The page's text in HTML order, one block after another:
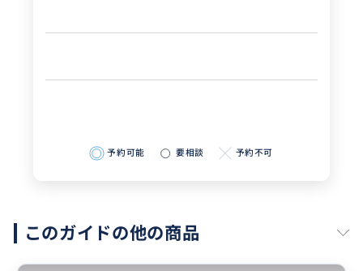
予約可能 要相談 予約不可
このガイドの他の商品